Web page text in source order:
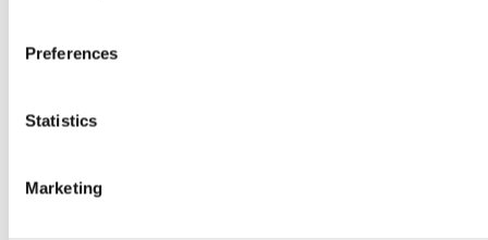
Preferences
Statistics
Marketing